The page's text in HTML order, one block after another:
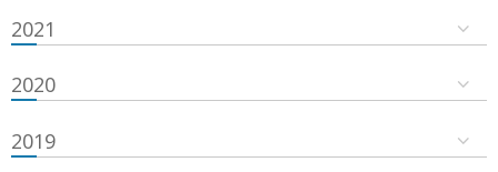
2021
2020
2019